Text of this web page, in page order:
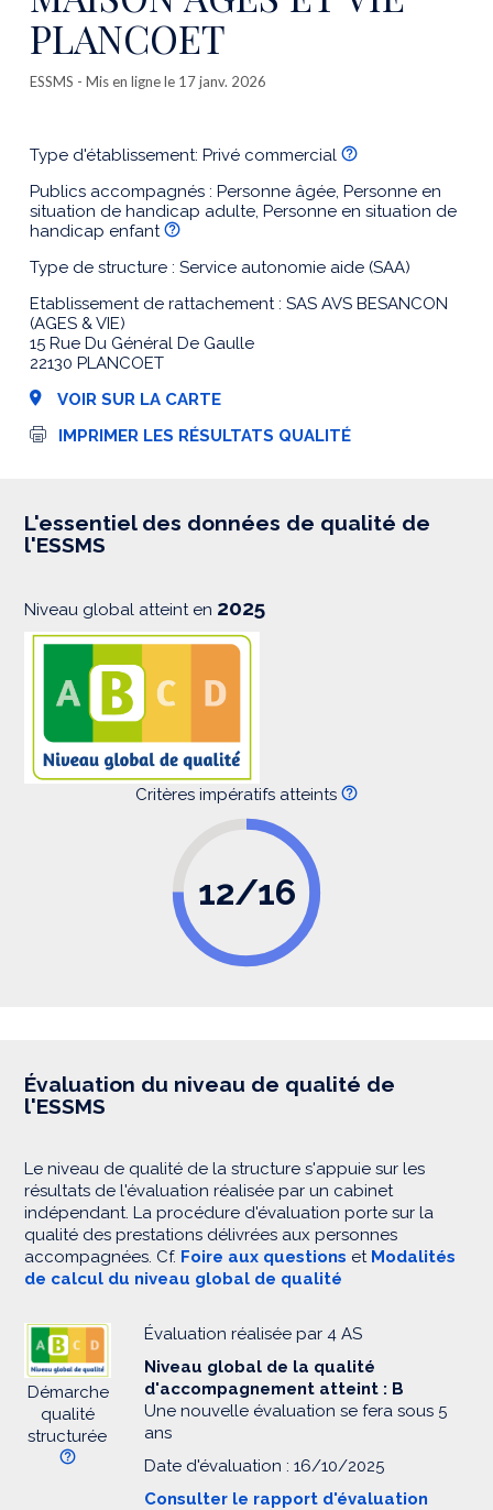
PLANCOET
ESSMS - Mis en ligne le 17 janv. 2026
Type d'établissement: Privé commercial
Publics accompagnés : Personne âgée, Personne en
situation de handicap adulte, Personne en situation de
handicap enfant
Type de structure : Service autonomie aide (SAA)
Etablissement de rattachement : SAS AVS BESANCON
(AGES & VIE)
15 Rue Du Général De Gaulle
22130 PLANCOET
VOIR SUR LA CARTE
I
s
i
IMPRIMER LES RÉSULTATS QUALITÉ
L'essentiel des données de qualité de
l'ESSMS
Niveau global atteint en 2025
Critères impératifs atteints
12/16
Évaluation du niveau de qualité de
l'ESSMS
Le niveau de qualité de la structure s'appuie sur les
résultats de l'évaluation réalisée par un cabinet
indépendant. La procédure d'évaluation porte sur la
qualité des prestations délivrées aux personnes
accompagnées. Cf. Foire aux questions et Modalités
de calcul du niveau global de qualité
Démarche
qualité
structurée
Évaluation réalisée par 4 AS
Niveau global de la qualité
d'accompagnement atteint : B
Une nouvelle évaluation se fera sous 5
ans
Date d'évaluation : 16/10/2025
Consulter le rapport d'évaluation